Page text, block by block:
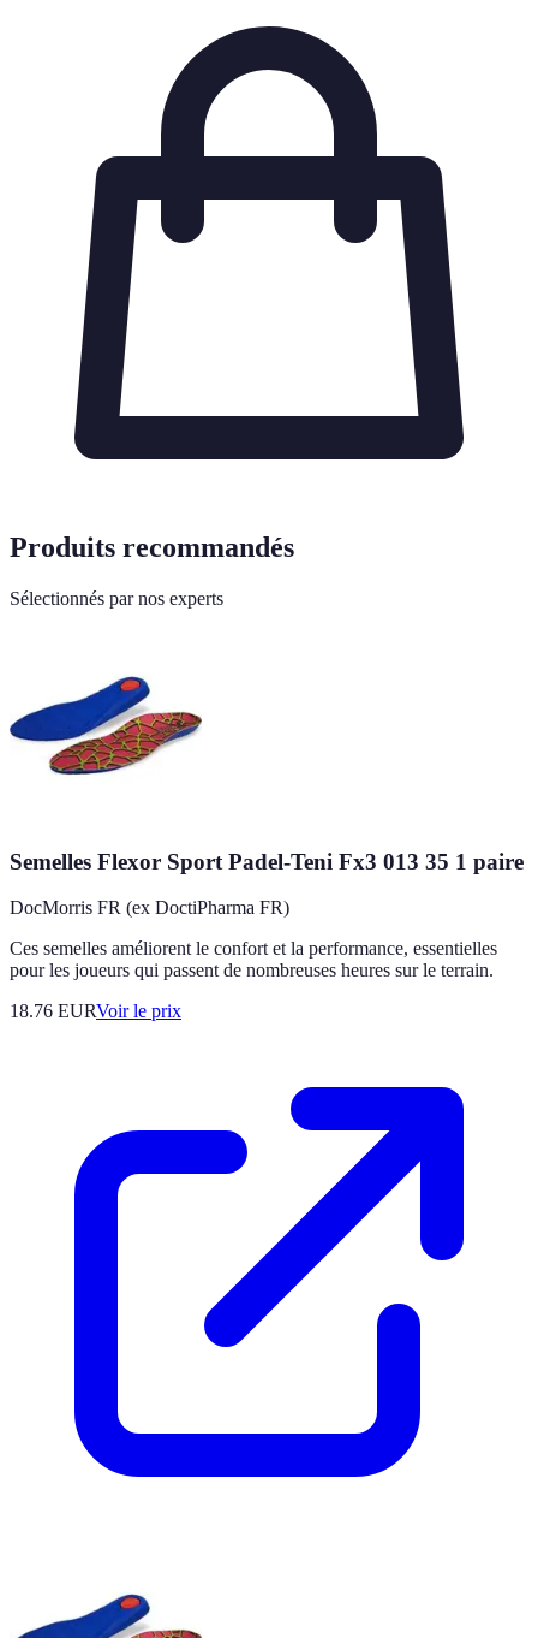
Produits recommandés
Sélectionnés par nos experts
Semelles Flexor Sport Padel-Teni Fx3 013 35 1 paire
DocMorris FR (ex DoctiPharma FR)
Ces semelles améliorent le confort et la performance, essentielles
pour les joueurs qui passent de nombreuses heures sur le terrain.
18.76 EURVoir le prix